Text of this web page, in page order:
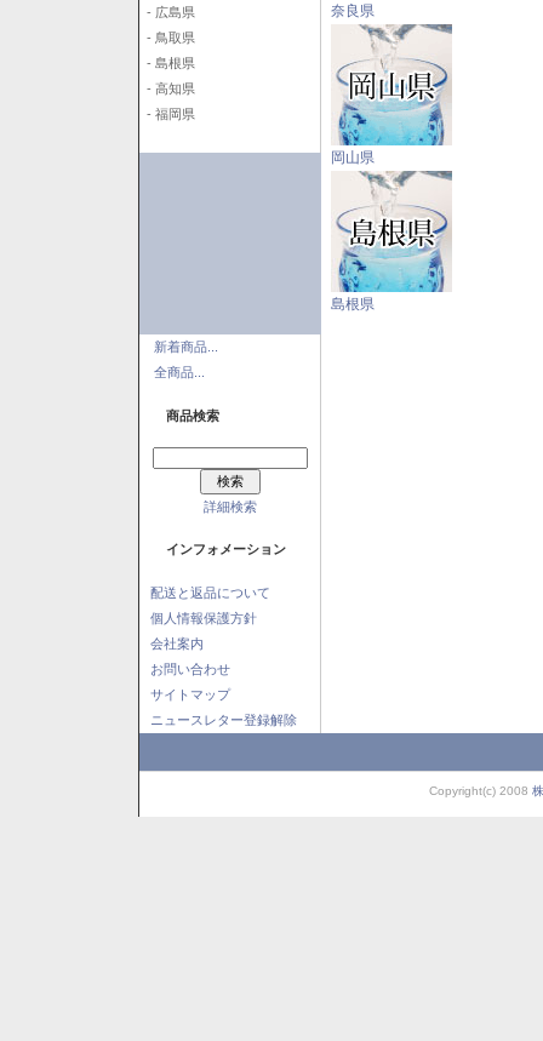
- 広島県
- 鳥取県
- 島根県
- 高知県
- 福岡県
新着商品...
全商品...
商品検索
詳細検索
インフォメーション
配送と返品について
個人情報保護方針
会社案内
お問い合わせ
サイトマップ
ニュースレター登録解除
奈良県
岡山県
島根県
Copyright(c) 2008